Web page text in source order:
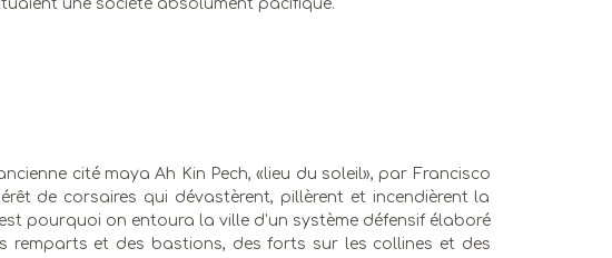
une société absolument pacifique.
cité maya Ah Kin Pech, «lieu du soleil», par Francisco
de corsaires qui dévastèrent, pillèrent et incendièrent la
pourquoi on entoura la ville d’un système défensif élaboré
remparts et des bastions, des forts sur les collines et des